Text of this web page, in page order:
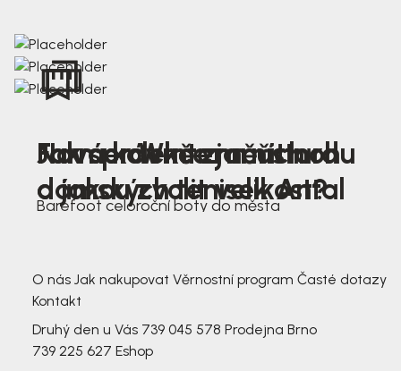
Nová kolekce jarních
dámských tenisek Antal
Jak správně změřit nohu
a jakou zvolit velikost?
Farmer Winter mustard
Barefoot celoroční boty do města
O nás Jak nakupovat Věrnostní program Časté dotazy
Kontakt
Druhý den u Vás 739 045 578 Prodejna Brno
739 225 627 Eshop